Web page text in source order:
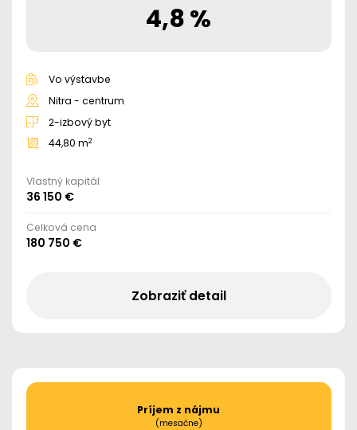
4,8 %
Vo výstavbe
Nitra - centrum
2-izbový byt
44,80 m2
Vlastný kapitál
36 150 €
Celková cena
180 750 €
Zobraziť detail
Príjem z nájmu
(mesačne)